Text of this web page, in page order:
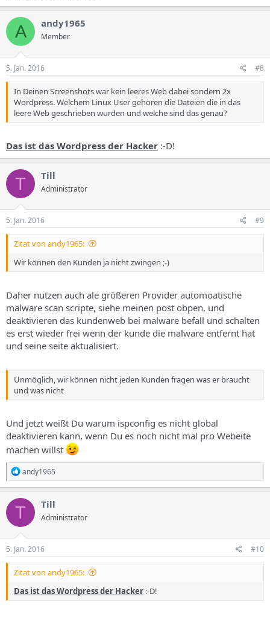
A andy1965
Member
5. Jan. 2016 #8
In Deinen Screenshots war kein leeres Web dabei sondern 2x
Wordpress. Welchem Linux User gehören die Dateien die in das
leere Web geschrieben wurden und welche sind das genau?
Das ist das Wordpress der Hacker :-D!
T Till
Administrator
5. Jan. 2016 #9
Zitat von andy1965:
Wir können den Kunden ja nicht zwingen ;-)
Daher nutzen auch ale größeren Provider automoatische
malware scan scripte, siehe meinen post obpen, und
deaktivieren das kundenweb bei malware befall und schalten
es erst wieder frei wenn der kunde die malware entfernt hat
und seine seite aktualisiert.
Unmöglich, wir können nicht jeden Kunden fragen was er braucht
und was nicht
Und jetzt weißt Du warum ispconfig es nicht global
deaktivieren kann, wenn Du es noch nicht mal pro Webeite
machen willst
R
e
a
k
t
o
n
e
andy1965
T Till
Administrator
5. Jan. 2016 #10
Zitat von andy1965:
Das ist das Wordpress der Hacker :-D!